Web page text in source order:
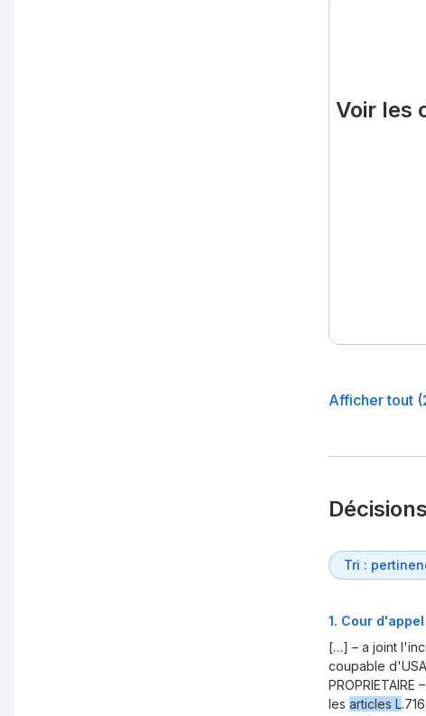
Voir les
Afficher tout
Décisions
1. Cour
[…] – a joint
coupable
les articles L